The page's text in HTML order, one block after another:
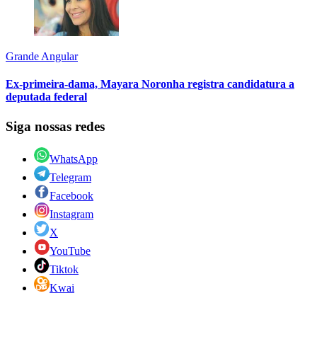
Grande Angular
Ex-primeira-dama, Mayara Noronha registra candidatura a
deputada federal
Siga nossas redes
WhatsApp
Telegram
Facebook
Instagram
X
YouTube
Tiktok
Kwai